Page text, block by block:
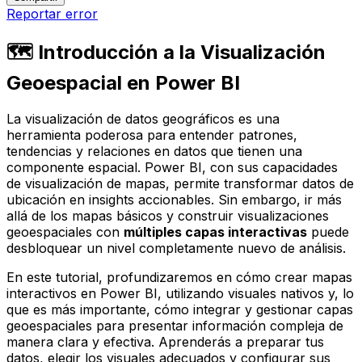
Reportar error
🗺️ Introducción a la Visualización
Geoespacial en Power BI
La visualización de datos geográficos es una
herramienta poderosa para entender patrones,
tendencias y relaciones en datos que tienen una
componente espacial. Power BI, con sus capacidades
de visualización de mapas, permite transformar datos de
ubicación en insights accionables. Sin embargo, ir más
allá de los mapas básicos y construir visualizaciones
geoespaciales con múltiples capas interactivas puede
desbloquear un nivel completamente nuevo de análisis.
En este tutorial, profundizaremos en cómo crear mapas
interactivos en Power BI, utilizando visuales nativos y, lo
que es más importante, cómo integrar y gestionar capas
geoespaciales para presentar información compleja de
manera clara y efectiva. Aprenderás a preparar tus
datos, elegir los visuales adecuados y configurar sus